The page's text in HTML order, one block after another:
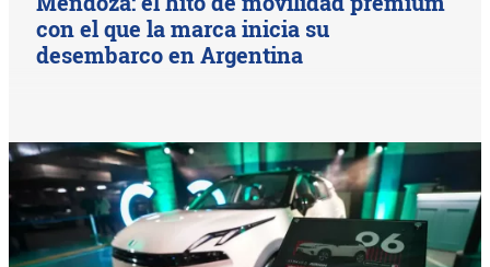
con el que la marca inicia su
desembarco en Argentina